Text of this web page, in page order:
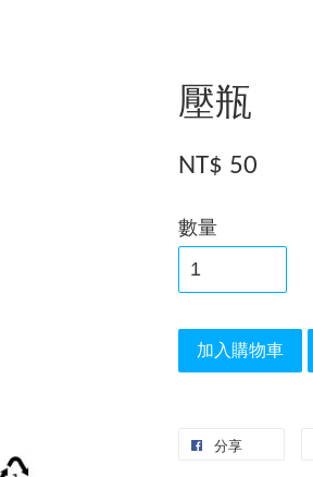
壓瓶
NT$ 50
數量
加入購物車
分享